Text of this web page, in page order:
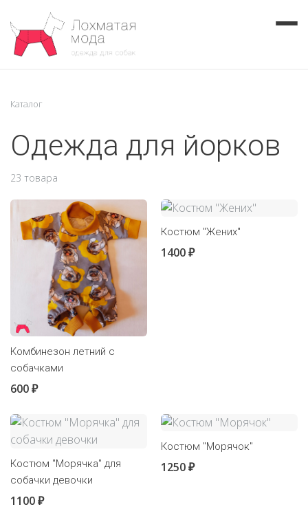
Каталог
Одежда для йорков
23 товара
Комбинезон летний с
собачками
600 ₽
Костюм "Жених"
1400 ₽
Костюм "Морячка" для
собачки девочки
1100 ₽
Костюм "Морячок"
1250 ₽